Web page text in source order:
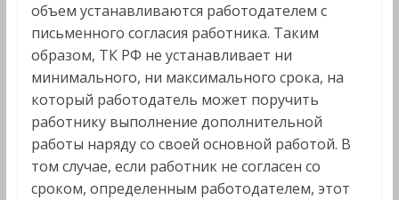
объем устанавливаются работодателем с
письменного согласия работника. Таким
образом, ТК РФ не устанавливает ни
минимального, ни максимального срока, на
который работодатель может поручить
работнику выполнение дополнительной
работы наряду со своей основной работой. В
том случае, если работник не согласен со
сроком, определенным работодателем, этот